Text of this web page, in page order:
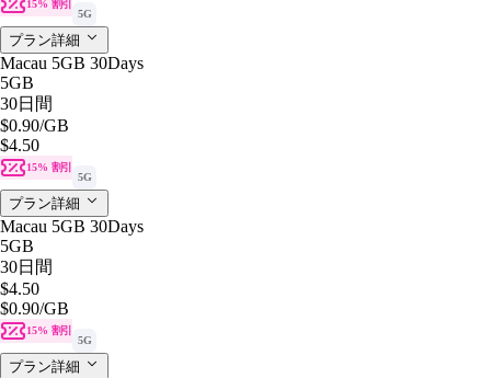
15% 割引
5G
プラン詳細
Macau 5GB 30Days
5GB
30日間
$0.90/GB
$4.50
15% 割引
5G
プラン詳細
Macau 5GB 30Days
5GB
30日間
$4.50
$0.90/GB
15% 割引
5G
プラン詳細